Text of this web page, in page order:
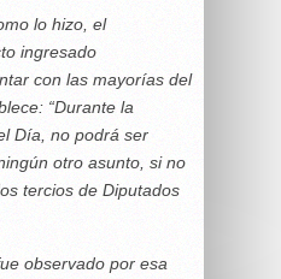
lo hizo, el
ingresado
con las mayorías del
“Durante la
Día, no podrá ser
otro asunto, si no
tercios de Diputados
observado por esa